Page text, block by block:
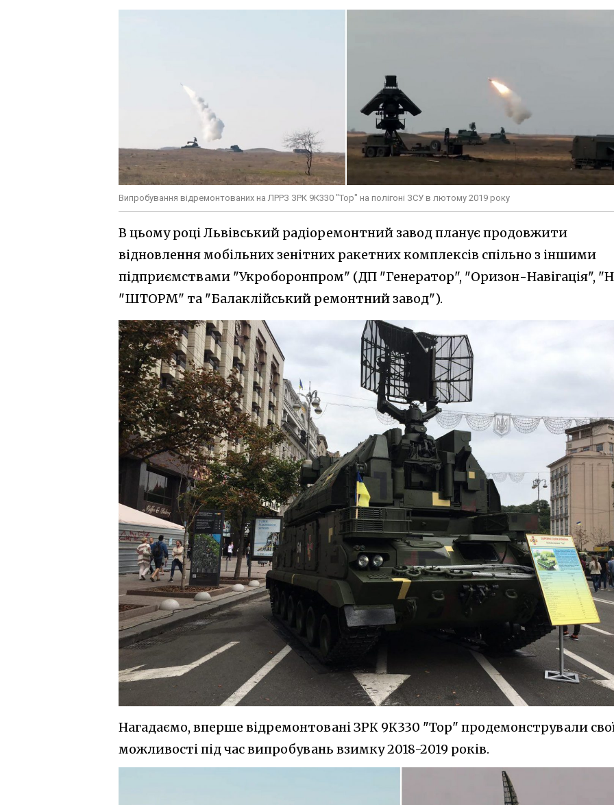
Випробування відремонтованих на ЛРРЗ ЗРК 9К330 "Тор" на полігоні ЗСУ в лютому 2019 року
В цьому році Львівський радіоремонтний завод планує продовжити
відновлення мобільних зенітних ракетних комплексів спільно з іншими
підприємствами "Укроборонпром" (ДП "Генератор", "Оризон-Навігація",
"ШТОРМ" та "Балаклійський ремонтний завод").
Нагадаємо, вперше відремонтовані ЗРК 9К330 "Тор" продемонстрували
можливості під час випробувань взимку 2018-2019 років.